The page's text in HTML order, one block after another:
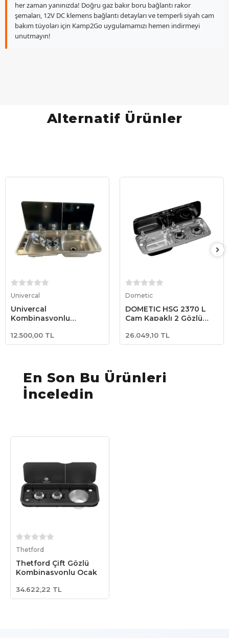
her zaman yanınızda! Doğru gaz bakır boru bağlantı rakor
şemaları, 12V DC klemens bağlantı detayları ve temperli siyah cam
bakım tüyoları için Kamp2Go uygulamamızı hemen indirmeyi
unutmayın!
Alternatif Ürünler
Univercal
Univercal
Kombinasyonlu
36×78 cm
12.500,00 TL
Dometic
DOMETIC HSG 2370 L
Cam Kapaklı 2 Gözlü
26.049,10 TL
En Son Bu Ürünleri
İnceledin
Thetford
Thetford Çift Gözlü
Kombinasyonlu Ocak
34.622,22 TL